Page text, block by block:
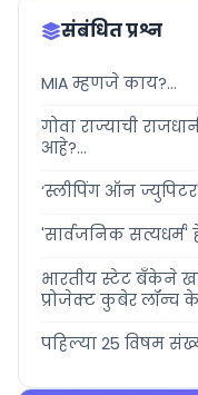
संबंधित प्रश्न
MIA म्हणजे काय?...
गोवा राज्याची
आहे?...
‘स्लीपिंग ऑन
'सार्वजनिक सत्यधर्म'
भारतीय स्टेट बँकेने
प्रोजेक्ट कुबेर लॉन्च
पहिल्या 25 विषम